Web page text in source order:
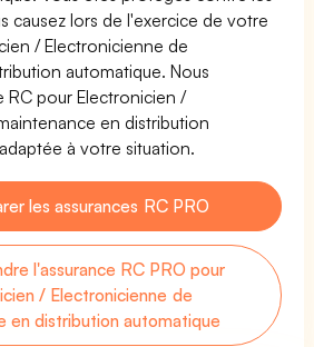
causez lors de l'exercice de votre
/ Electronicienne de
automatique. Nous
RC pour Electronicien /
en distribution
à votre situation.
les assurances RC PRO
l'assurance RC PRO pour
/ Electronicienne de
en distribution automatique